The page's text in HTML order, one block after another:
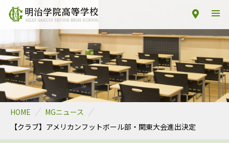
HOME
MGニュース
【クラブ】アメリカンフットボール部・関東大会進出決定